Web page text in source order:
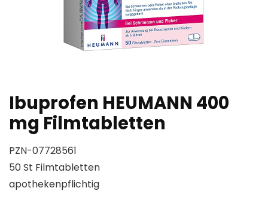
Ibuprofen HEUMANN 400
mg Filmtabletten
PZN-07728561
50 St Filmtabletten
apothekenpflichtig